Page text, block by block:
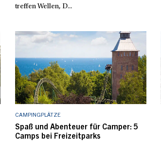
treffen Wellen, D...
CAMPINGPLÄTZE
Spaß und Abenteuer für Camper: 5
Camps bei Freizeitparks